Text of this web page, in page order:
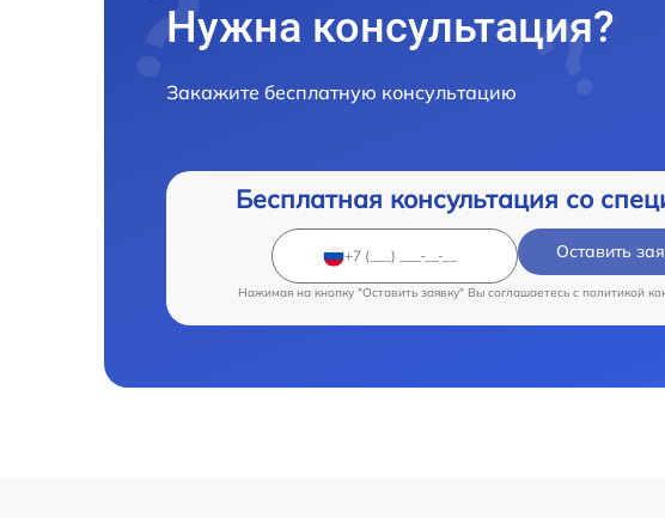
Нужна консультация?
Закажите бесплатную консультацию
Бесплатная консультация со
Оставить
Нажимая на кнопку "Оставить заявку" Вы соглашаетесь c политикой